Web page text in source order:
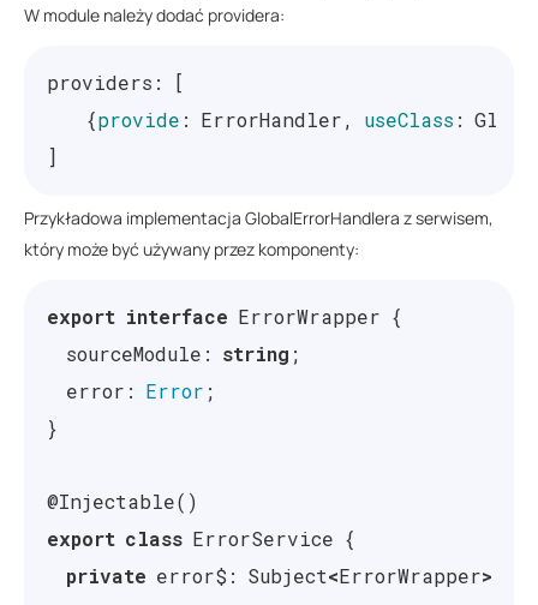
W module należy dodać providera:
providers :
[
{provide : ErrorHandler, useClass :
]
Przykładowa implementacja GlobalErrorHandlera z serwisem,
który może być używany przez komponenty:
export interface ErrorWrapper {
sourceModule : string ;
error : Error ;
}
@Injectable()
export class ErrorService {
private error$ : Subject<ErrorWrapper>